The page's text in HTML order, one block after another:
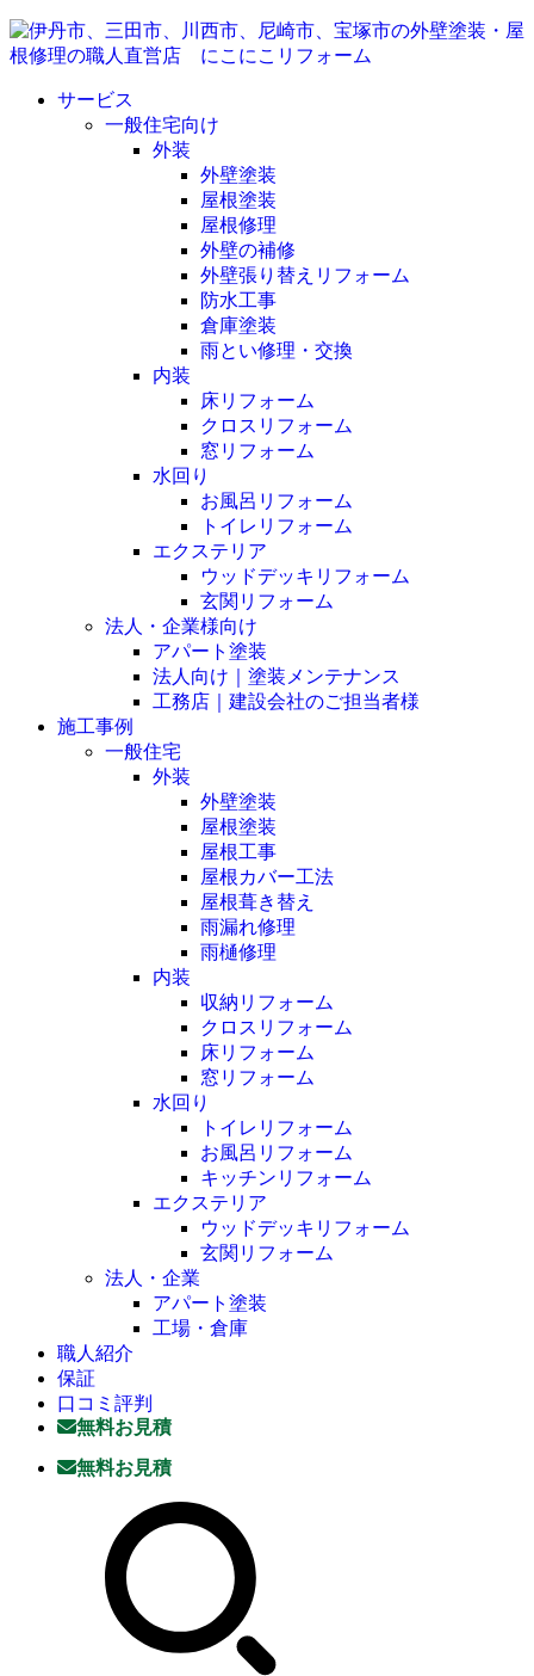
サービス
一般住宅向け
外装
外壁塗装
屋根塗装
屋根修理
外壁の補修
外壁張り替えリフォーム
防水工事
倉庫塗装
雨とい修理・交換
内装
床リフォーム
クロスリフォーム
窓リフォーム
水回り
お風呂リフォーム
トイレリフォーム
エクステリア
ウッドデッキリフォーム
玄関リフォーム
法人・企業様向け
アパート塗装
法人向け｜塗装メンテナンス
工務店｜建設会社のご担当者様
施工事例
一般住宅
外装
外壁塗装
屋根塗装
屋根工事
屋根カバー工法
屋根葺き替え
雨漏れ修理
雨樋修理
内装
収納リフォーム
クロスリフォーム
床リフォーム
窓リフォーム
水回り
トイレリフォーム
お風呂リフォーム
キッチンリフォーム
エクステリア
ウッドデッキリフォーム
玄関リフォーム
法人・企業
アパート塗装
工場・倉庫
職人紹介
保証
口コミ評判
無料お見積
無料お見積